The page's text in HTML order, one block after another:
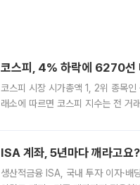
코스피, 4% 하락에 6270선
코스피 시장 시가총액 1, 2위 종목
래소에 따르면 코스피 지수는 전
ISA 계좌, 5년마다 깨라고요
생산적금융 ISA, 국내 투자 이자·